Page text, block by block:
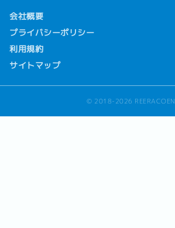
会社概要
プライバシーポリシー
利用規約
サイトマップ
© 2018-2026 REERACOEN